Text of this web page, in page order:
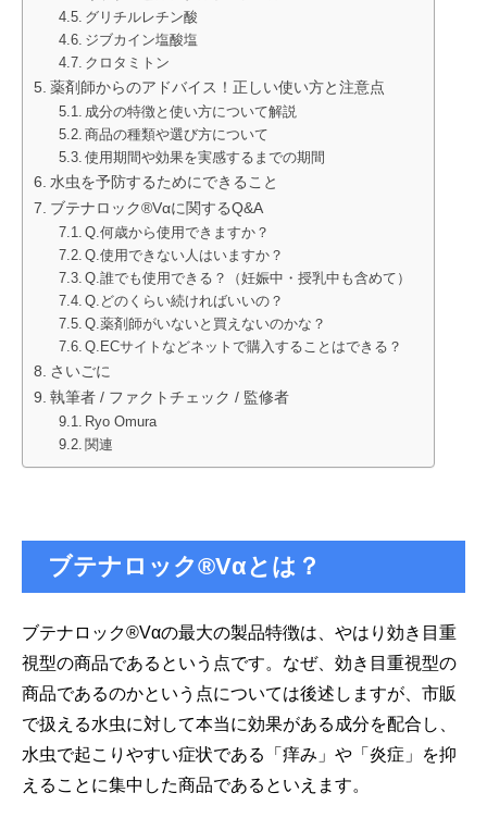
グリチルレチン酸
ジブカイン塩酸塩
クロタミトン
薬剤師からのアドバイス！正しい使い方と注意点
成分の特徴と使い方について解説
商品の種類や選び方について
使用期間や効果を実感するまでの期間
水虫を予防するためにできること
ブテナロック®Vαに関するQ&A
Q.何歳から使用できますか？
Q.使用できない人はいますか？
Q.誰でも使用できる？（妊娠中・授乳中も含めて）
Q.どのくらい続ければいいの？
Q.薬剤師がいないと買えないのかな？
Q.ECサイトなどネットで購入することはできる？
さいごに
執筆者 / ファクトチェック / 監修者
Ryo Omura
関連
ブテナロック®Vαとは？
ブテナロック®Vαの最大の製品特徴は、やはり効き目重
視型の商品であるという点です。なぜ、効き目重視型の
商品であるのかという点については後述しますが、市販
で扱える水虫に対して本当に効果がある成分を配合し、
水虫で起こりやすい症状である「痒み」や「炎症」を抑
えることに集中した商品であるといえます。